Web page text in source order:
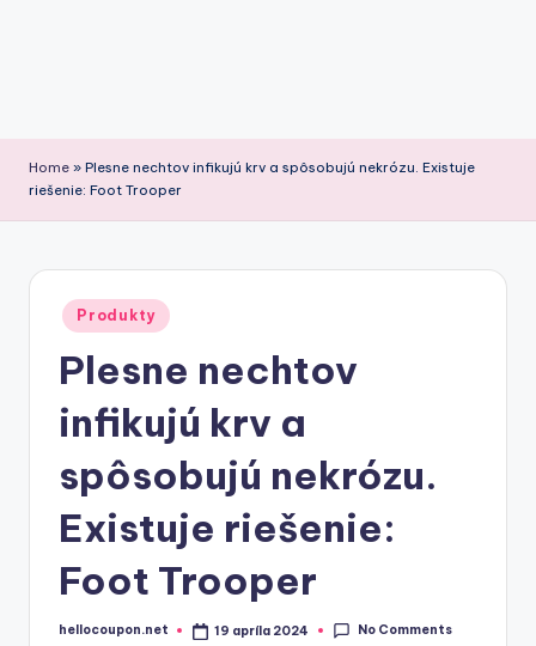
Home » Plesne nechtov infikujú krv a spôsobujú nekrózu. Existuje
riešenie: Foot Trooper
Posted
in
Produkty
Plesne nechtov
infikujú krv a
spôsobujú nekrózu.
Existuje riešenie:
Foot Trooper
Posted
hellocoupon.net 19 apríla 2024 No Comments